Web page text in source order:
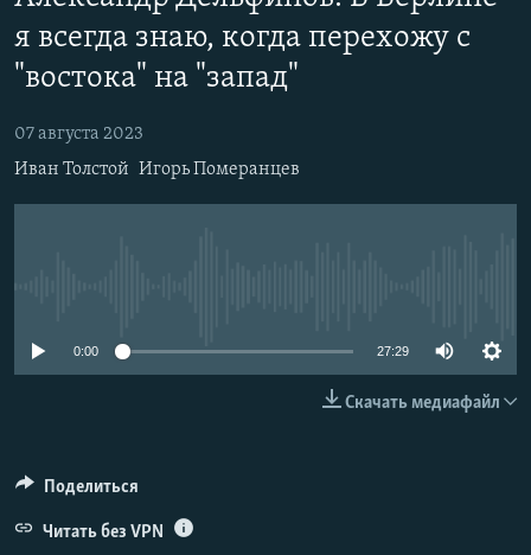
главной
навигации
поиску
КУЛЬТУРА
IDEL.РЕАЛИИ
СЕВЕР.РЕАЛИИ
СИБИРЬ.РЕАЛИИ
СОЦИАЛЬНЫЕ СЕТИ
CastBox
я всегда знаю, когда перехожу с
"востока" на "запад"
07 августа 2023
Иван Толстой Игорь Померанцев
0:00 27:29
Скачать медиафайл
Поделиться
Читать без VPN